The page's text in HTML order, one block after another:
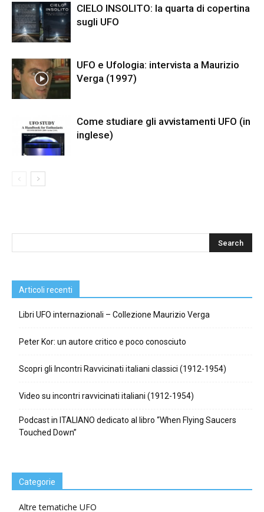
CIELO INSOLITO: la quarta di copertina
sugli UFO
UFO e Ufologia: intervista a Maurizio
Verga (1997)
Come studiare gli avvistamenti UFO (in
inglese)
Articoli recenti
Libri UFO internazionali – Collezione Maurizio Verga
Peter Kor: un autore critico e poco conosciuto
Scopri gli Incontri Ravvicinati italiani classici (1912-1954)
Video su incontri ravvicinati italiani (1912-1954)
Podcast in ITALIANO dedicato al libro “When Flying Saucers
Touched Down”
Categorie
Altre tematiche UFO